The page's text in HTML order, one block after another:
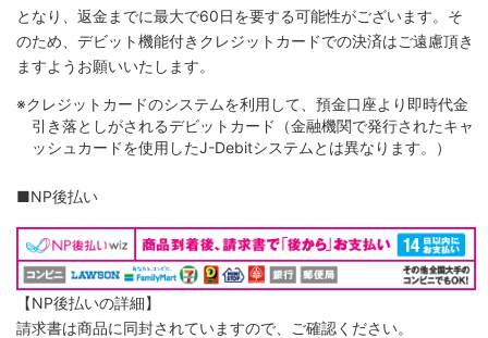
となり、返金までに最大で60日を要する可能性がございます。そ
のため、デビット機能付きクレジットカードでの決済はご遠慮頂き
ますようお願いいたします。
※クレジットカードのシステムを利用して、預金口座より即時代金
引き落としがされるデビットカード（金融機関で発行されたキャ
ッシュカードを使用したJ-Debitシステムとは異なります。）
■NP後払い
【NP後払いの詳細】
請求書は商品に同封されていますので、ご確認ください。